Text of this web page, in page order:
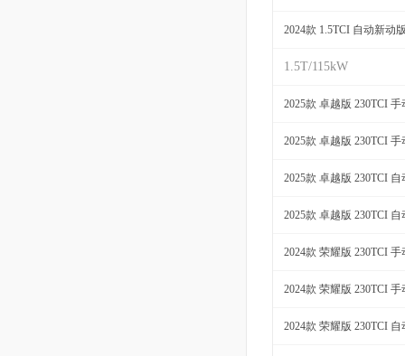
2024款 1.5TCI 自动新动
1.5T/115kW
2025款 卓越版 230TCI
2025款 卓越版 230TCI
2025款 卓越版 230TCI
2025款 卓越版 230TCI
2024款 荣耀版 230TCI
2024款 荣耀版 230TCI
2024款 荣耀版 230TCI